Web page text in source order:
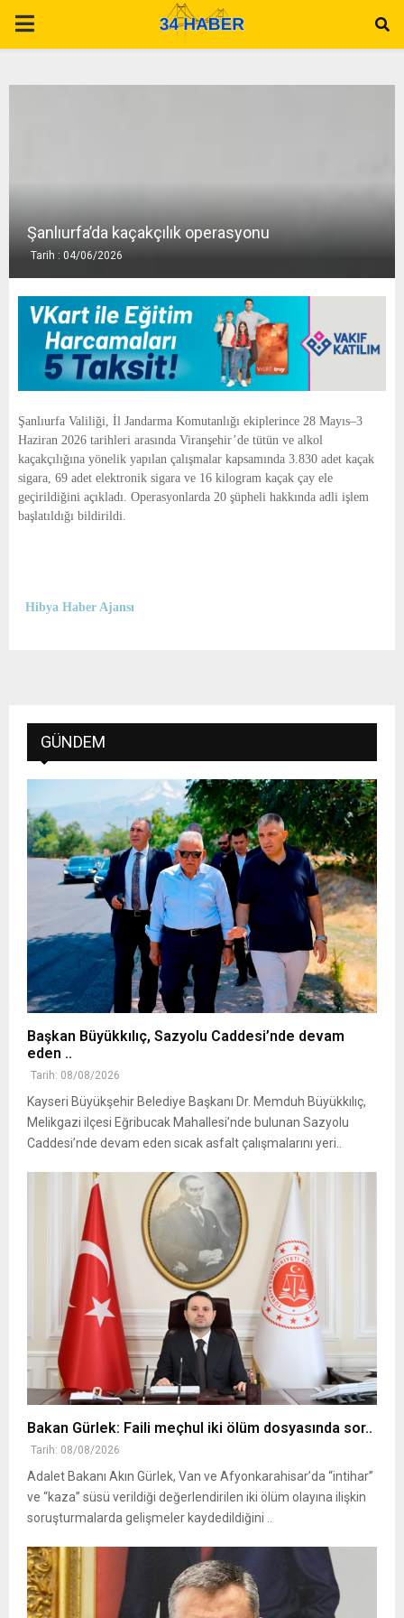
P
A
E
N
U
Şanlıurfa’da kaçakçılık operasyonu
Tarih : 04/06/2026
Şanlıurfa Valiliği, İl Jandarma Komutanlığı ekiplerince 28 Mayıs–3
Haziran 2026 tarihleri arasında Viranşehir’de tütün ve alkol
kaçakçılığına yönelik yapılan çalışmalar kapsamında 3.830 adet kaçak
sigara, 69 adet elektronik sigara ve 16 kilogram kaçak çay ele
geçirildiğini açıkladı. Operasyonlarda 20 şüpheli hakkında adli işlem
başlatıldığı bildirildi.
Hibya Haber Ajansı
GÜNDEM
Başkan Büyükkılıç, Sazyolu Caddesi’nde devam
eden ..
Tarih: 08/08/2026
Kayseri Büyükşehir Belediye Başkanı Dr. Memduh Büyükkılıç,
Melikgazi ilçesi Eğribucak Mahallesi’nde bulunan Sazyolu
Caddesi’nde devam eden sıcak asfalt çalışmalarını yeri..
Bakan Gürlek: Faili meçhul iki ölüm dosyasında sor..
Tarih: 08/08/2026
Adalet Bakanı Akın Gürlek, Van ve Afyonkarahisar’da “intihar”
ve “kaza” süsü verildiği değerlendirilen iki ölüm olayına ilişkin
soruşturmalarda gelişmeler kaydedildiğini ..